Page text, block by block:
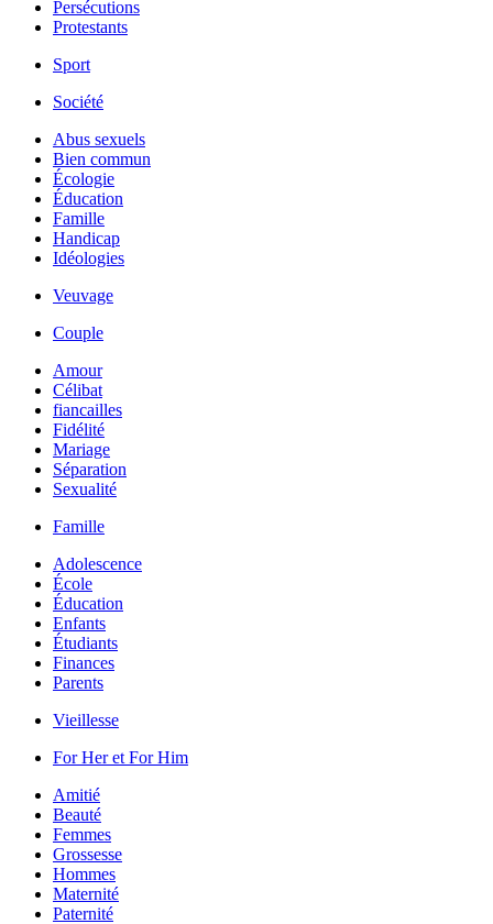
Persécutions
Protestants
Sport
Société
Abus sexuels
Bien commun
Écologie
Éducation
Famille
Handicap
Idéologies
Veuvage
Couple
Amour
Célibat
fiancailles
Fidélité
Mariage
Séparation
Sexualité
Famille
Adolescence
École
Éducation
Enfants
Étudiants
Finances
Parents
Vieillesse
For Her et For Him
Amitié
Beauté
Femmes
Grossesse
Hommes
Maternité
Paternité